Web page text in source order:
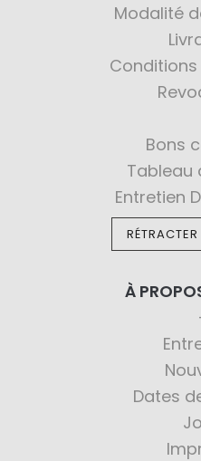
Modalité
Bons
Tableau
Entretien
À
Dates